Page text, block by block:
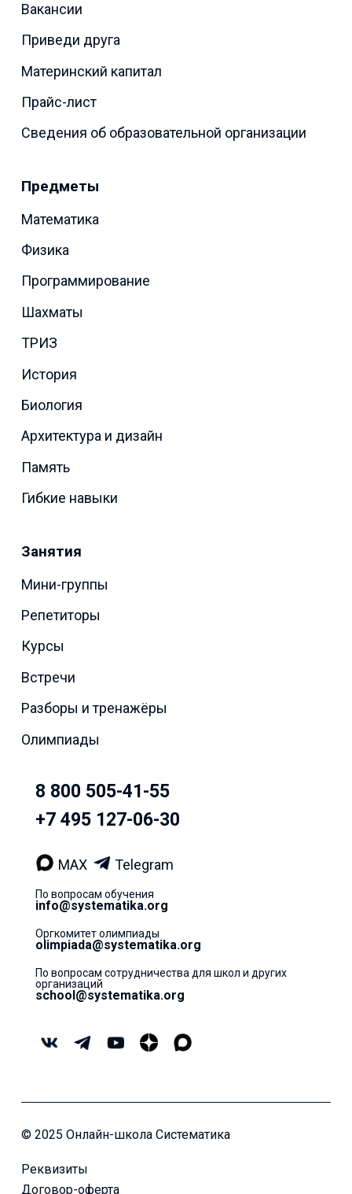
Вакансии
Приведи друга
Материнский капитал
Прайс-лист
Сведения об образовательной организации
Предметы
Математика
Физика
Программирование
Шахматы
ТРИЗ
История
Биология
Архитектура и дизайн
Память
Гибкие навыки
Занятия
Мини-группы
Репетиторы
Курсы
Встречи
Разборы и тренажёры
Олимпиады
8 800 505-41-55
+7 495 127-06-30
MAX Telegram
По вопросам обучения
info@systematika.org
Оргкомитет олимпиады
olimpiada@systematika.org
По вопросам сотрудничества для школ и других
организаций
school@systematika.org
© 2025 Онлайн-школа Систематика
Реквизиты
Договор-оферта